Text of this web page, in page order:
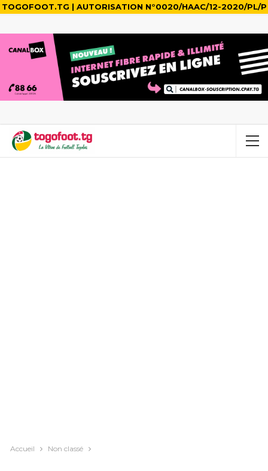
TOGOFOOT.TG | AUTORISATION N°0020/HAAC/12-2020/PL/P
Accueil Non classé